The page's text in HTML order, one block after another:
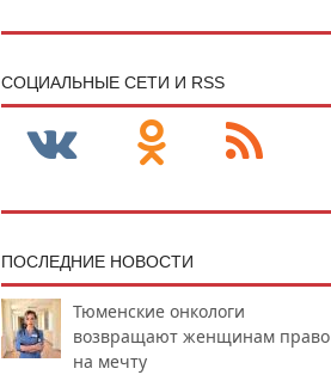
CОЦИАЛЬНЫЕ СЕТИ И RSS
ПОСЛЕДНИЕ НОВОСТИ
Тюменские онкологи
возвращают женщинам право
на мечту